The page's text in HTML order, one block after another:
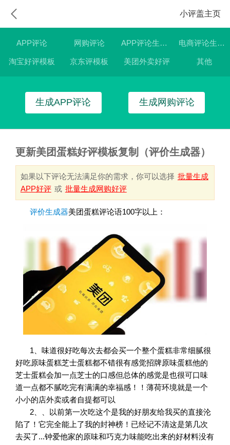
小评盖主页
APP评论 网购评论 APP评论生成器 电商评论生成器
淘宝好评模板 京东评模板 美团外卖好评 其他
生成APP评论 生成网购评论
更新美团蛋糕好评模板复制（评价生成器）
如果以下评论无法满足你的需求，你可以选择 批量生成
APP好评 或 批量生成网购好评
评价生成器美团蛋糕评论语100字以上：
1、 味道很好吃每次去都会买一个整个蛋糕非常细腻很
好吃原味蛋糕芝士蛋糕都不错很有感觉招牌原味蛋糕他的
芝士蛋糕会加一点芝士的口感但总体的感觉是也很可口味
道一点都不腻吃完有满满的幸福感！！薄荷环境就是一个
小小的店外卖或者自提都可以
2、、
以前第一次吃这个是我的好朋友给我买的直接沦
陷了！它完全能上了我的封神榜！已经记不清这是第几次
去买了...钟爱他家的原味和巧克力味能吃出来的好材料没有